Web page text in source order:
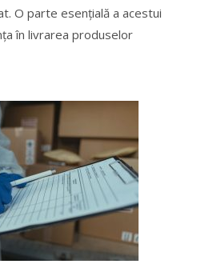
O parte esențială a acestui
în livrarea produselor